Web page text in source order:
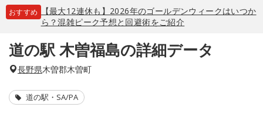
おすすめ
【最大12連休も】2026年のゴールデンウィークはいつか
ら？混雑ピーク予想と回避術をご紹介
道の駅 木曽福島の詳細データ
長野県木曽郡木曽町
道の駅・SA/PA